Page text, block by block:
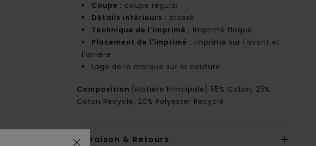
Coupe : coupe regular
Détails intérieurs : brossé
Technique de l'imprimé : imprimé floqué
Placement de l'imprimé : imprimé sur l'avant et
l'arrière
Logo de la marque sur la couture
Composition
[Matière Principale] 55% Coton, 25%
Coton Recyclé, 20% Polyester Recyclé
Livraison & Retours